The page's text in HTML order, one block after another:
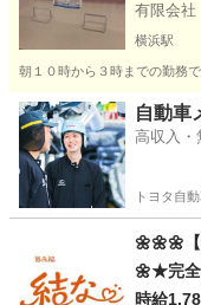
有限
横浜駅
朝１０時から３時までの勤務
神奈川 横浜市 横浜駅
自動車
高収入・
トヨタ自
🌼🌼🌼
🌼★完全
K、服装
時給